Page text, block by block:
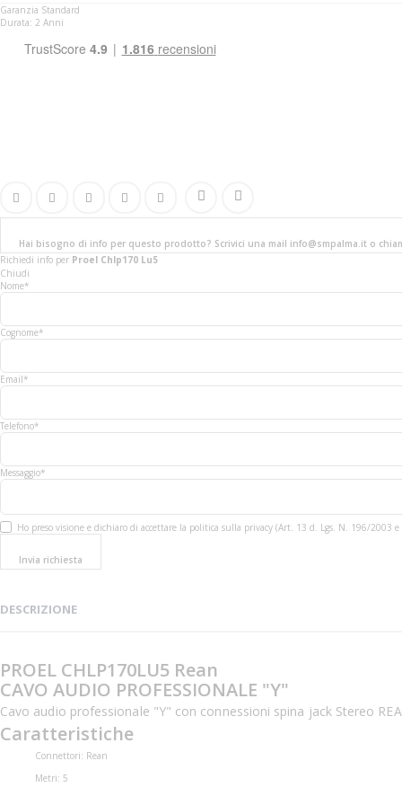
Garanzia Standard
Durata: 2 Anni
Hai bisogno di info per questo prodotto? Scrivici una mail info@smpalma.it o
Richiedi info per Proel Chlp170 Lu5
Chiudi
Nome*
Cognome*
Email*
Telefono*
Messaggio*
Ho preso visione e dichiaro di accettare la politica sulla privacy (Art. 13 d. Lgs. N. 196/2003
Invia richiesta
DESCRIZIONE
PROEL CHLP170LU5 Rean
CAVO AUDIO PROFESSIONALE "Y"
Cavo audio professionale "Y" con connessioni spina jack Stereo
Caratteristiche
Connettori: Rean
Metri: 5